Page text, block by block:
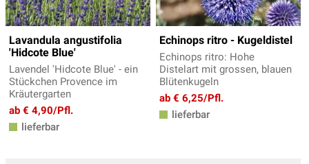
Lavandula angustifolia
'Hidcote Blue'
Lavendel 'Hidcote Blue' - ein
Stückchen Provence im
Kräutergarten
ab € 4,90/Pfl.
lieferbar
Echinops ritro - Kugeldistel
Echinops ritro: Hohe
Distelart mit grossen, blauen
Blütenkugeln
ab € 6,25/Pfl.
lieferbar